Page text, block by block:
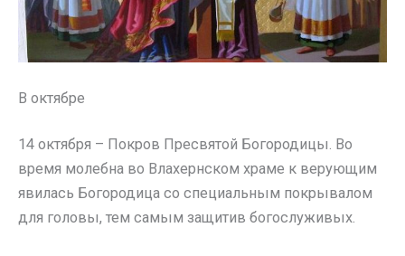
В октябре
14 октября – Покров Пресвятой Богородицы. Во
время молебна во Влахернском храме к верующим
явилась Богородица со специальным покрывалом
для головы, тем самым защитив богослуживых.